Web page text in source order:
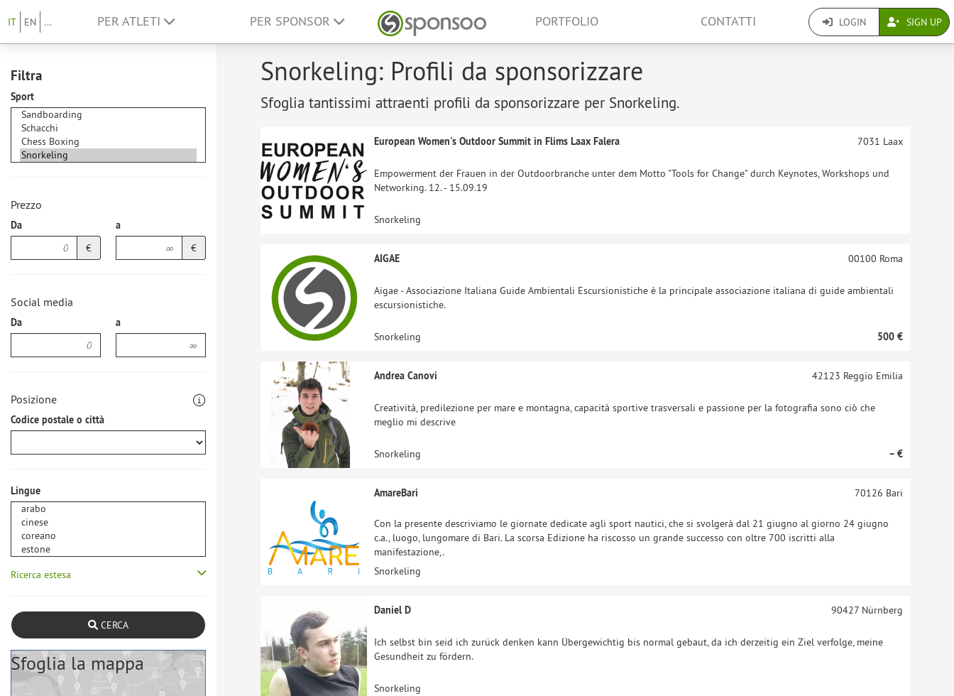
IT EN ... PER ATLETI PER SPONSOR PORTFOLIO CONTATTI LOGIN SIGN UP
Filtra
Sport
Prezzo
Da
€
a
€
Social media
Da a
Posizione
Codice postale o città
Lingue
Ricerca estesa
CERCA
Sfoglia la mappa
Snorkeling: Profili da sponsorizzare
Sfoglia tantissimi attraenti profili da sponsorizzare per Snorkeling.
European Women's Outdoor Summit in Flims Laax Falera
Empowerment der Frauen in der Outdoorbranche unter dem Motto "Tools for Change" durch Keynotes, Workshops und
Networking. 12. - 15.09.19
7031 Laax
Snorkeling
AIGAE
Aigae - Associazione Italiana Guide Ambientali Escursionistiche è la principale associazione italiana di guide ambientali
escursionistiche.
00100 Roma
Snorkeling 500 €
Andrea Canovi
Creatività, predilezione per mare e montagna, capacità sportive trasversali e passione per la fotografia sono ciò che
meglio mi descrive
42123 Reggio Emilia
Snorkeling – €
AmareBari
Con la presente descriviamo le giornate dedicate agli sport nautici, che si svolgerà dal 21 giugno al giorno 24 giugno
c.a., luogo, lungomare di Bari. La scorsa Edizione ha riscosso un grande successo con oltre 700 iscritti alla
manifestazione,.
70126 Bari
Snorkeling
Daniel D
Ich selbst bin seid ich zurück denken kann Übergewichtig bis normal gebaut, da ich derzeitig ein Ziel verfolge, meine
Gesundheit zu fördern.
90427Nürnberg
Snorkeling